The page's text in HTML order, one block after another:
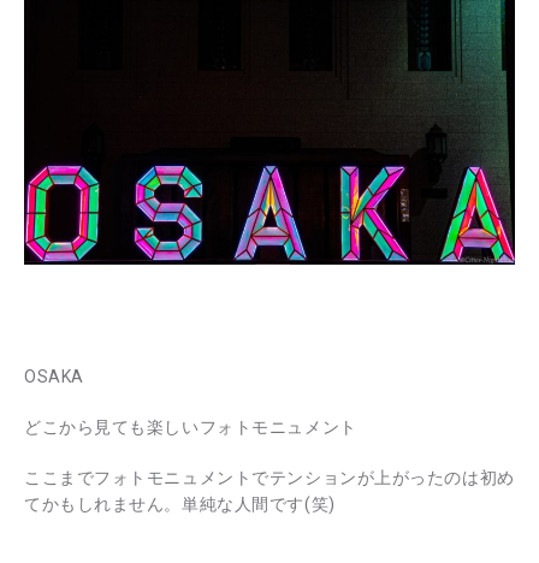
OSAKA
どこから見ても楽しいフォトモニュメント
ここまでフォトモニュメントでテンションが上がったのは初め
てかもしれません。単純な人間です(笑)